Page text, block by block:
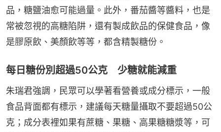
品，糖鹽油愈可能過量。此外，番茄醬等醬料，也是
常被忽視的高糖陷阱，還有製成飲品的保健食品，像
是膠原飲、美顏飲等等，都含精製糖份。
每日糖份別超過50公克 少糖就能減重
朱瑞君強調，民眾可以學著看營養或成分標示，一般
食品背面都有標示，建議每天糖量攝取不要超過50公
克；成分表裡如果有蔗糖、果糖、高果糖糖漿等，可